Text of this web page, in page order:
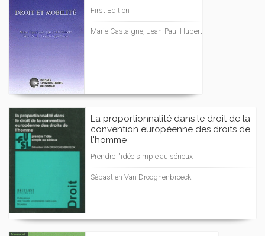
First Edition
Marie Castaigne, Jean-Paul Hubert
La proportionnalité dans le droit de la
convention européenne des droits de
l'homme
Prendre l'idée simple au sérieux
Sébastien Van Drooghenbroeck